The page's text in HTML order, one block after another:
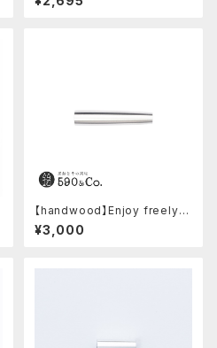
【handwood】Enjoy freely
後軸 (超超ジュラルミン)
¥3,000